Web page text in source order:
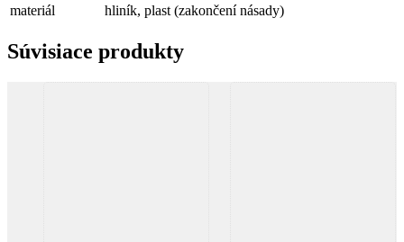
materiál
hliník, plast (zakončení násady)
Súvisiace produkty